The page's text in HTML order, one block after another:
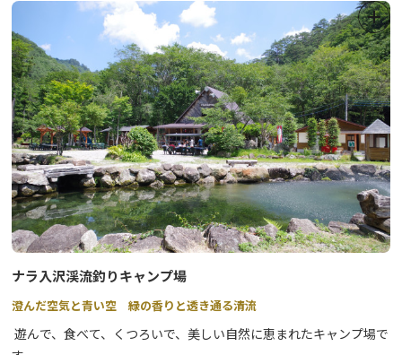
（生石）と呼ばれる巨石がある。
ナラ入沢渓流釣りキャンプ場
澄んだ空気と青い空 緑の香りと透き通る清流
遊んで、食べて、くつろいで、美しい自然に恵まれたキャンプ場で